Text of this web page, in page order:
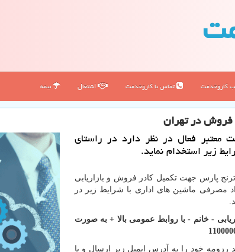
كاروخدمت تماس با كاروخدمت اشتغال بیمه
در تهران
فعال در نظر دارد در راستای
زیر استخدام نماید.
پارس جهت تكمیل كادر فروش و بازاریابی
مصرفی ماشین های اداری با شرایط زیر در
- خانم - با روابط عمومی بالا + به صورت
رزومه خود را به آدرس ایمیل زیر ارسال و یا